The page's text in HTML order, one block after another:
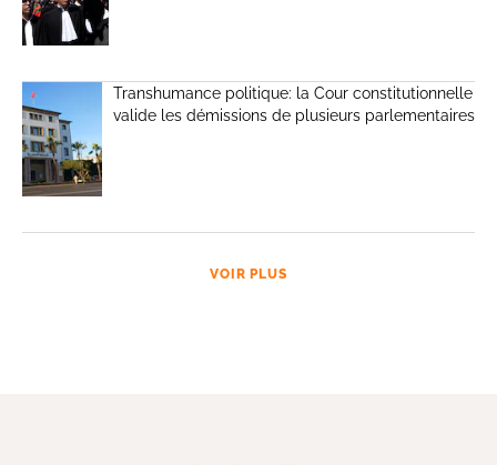
Transhumance politique: la Cour constitutionnelle
valide les démissions de plusieurs parlementaires
VOIR PLUS